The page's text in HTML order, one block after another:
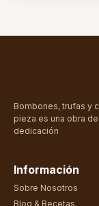
Bombones, trufas y
pieza es una obra
dedicación
Información
Sobre Nosotros
Blog & Recetas